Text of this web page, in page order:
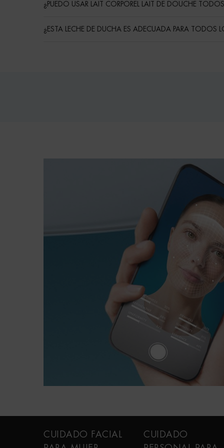
¿PUEDO USAR LAIT CORPOREL LAIT DE DOUCHE
¿ESTA LECHE DE DUCHA ES ADECUADA PARA TODOS
CUIDADO FACIAL
CUIDADO